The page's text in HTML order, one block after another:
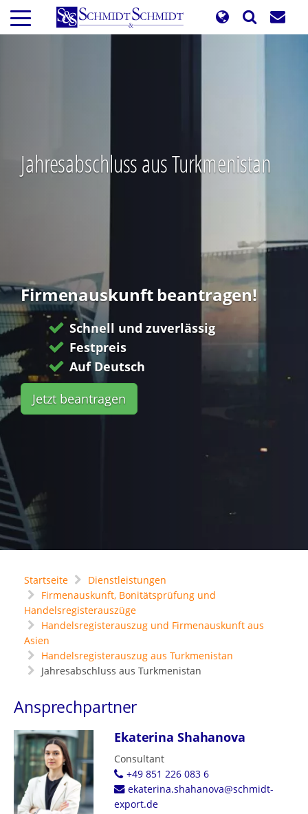
Direkt
zum
Inhalt
Jahresabschluss aus Turkmenistan
Firmenauskunft beantragen!
Schnell und zuverlässig
Festpreis
Auf Deutsch
Jetzt beantragen
Startseite
Dienstleistungen
Firmenauskunft, Bonitätsprüfung und
Handelsregisterauszüge
Handelsregisterauszug und Firmenauskunft aus
Asien
Handelsregisterauszug aus Turkmenistan
Jahresabschluss aus Turkmenistan
Ansprechpartner
Ekaterina Shahanova
Consultant
+49 851 226 083 6
ekaterina.shahanova@schmidt-
export.de